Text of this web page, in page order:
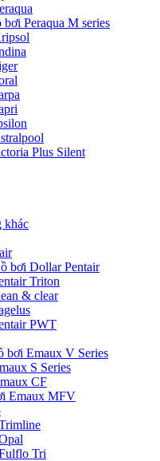
Peraqua M series
Plus Silent
khác
bơi Dollar Pentair
Triton
& clear
PWT
bơi Emaux V Series
S Series
CF
Emaux MFV
Tri